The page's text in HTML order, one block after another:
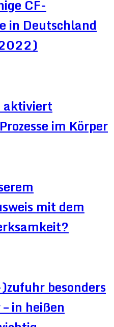
CF-
in Deutschland
im Körper
mit dem
besonders
in heißen